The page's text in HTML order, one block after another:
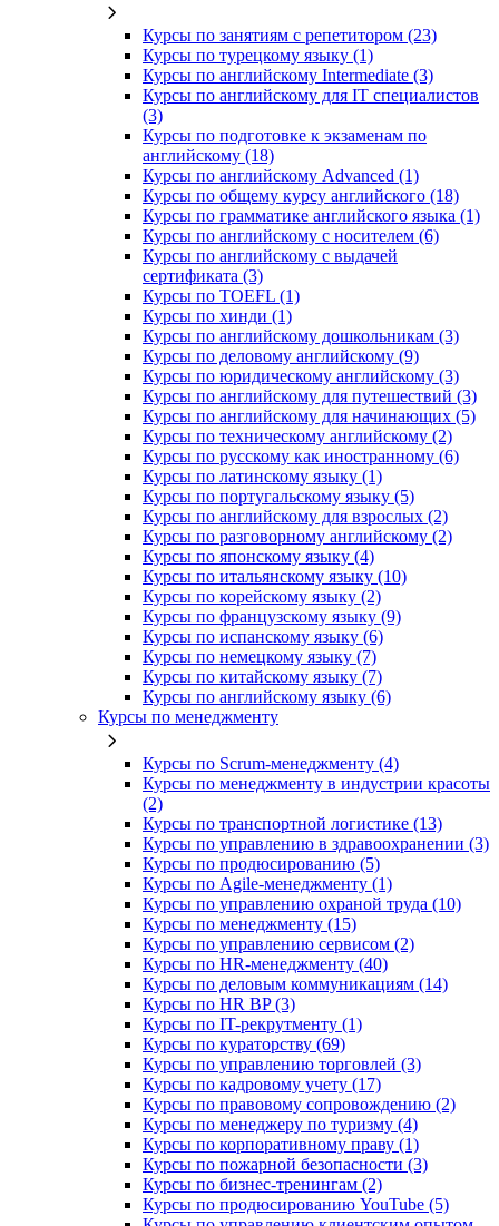
Курсы по занятиям с репетитором (23)
Курсы по турецкому языку (1)
Курсы по английскому Intermediate (3)
Курсы по английскому для IT специалистов
(3)
Курсы по подготовке к экзаменам по
английскому (18)
Курсы по английскому Advanced (1)
Курсы по общему курсу английского (18)
Курсы по грамматике английского языка (1)
Курсы по английскому с носителем (6)
Курсы по английскому с выдачей
сертификата (3)
Курсы по TOEFL (1)
Курсы по хинди (1)
Курсы по английскому дошкольникам (3)
Курсы по деловому английскому (9)
Курсы по юридическому английскому (3)
Курсы по английскому для путешествий (3)
Курсы по английскому для начинающих (5)
Курсы по техническому английскому (2)
Курсы по русскому как иностранному (6)
Курсы по латинскому языку (1)
Курсы по португальскому языку (5)
Курсы по английскому для взрослых (2)
Курсы по разговорному английскому (2)
Курсы по японскому языку (4)
Курсы по итальянскому языку (10)
Курсы по корейскому языку (2)
Курсы по французскому языку (9)
Курсы по испанскому языку (6)
Курсы по немецкому языку (7)
Курсы по китайскому языку (7)
Курсы по английскому языку (6)
Курсы по менеджменту
Курсы по Scrum-менеджменту (4)
Курсы по менеджменту в индустрии красоты
(2)
Курсы по транспортной логистике (13)
Курсы по управлению в здравоохранении (3)
Курсы по продюсированию (5)
Курсы по Agile-менеджменту (1)
Курсы по управлению охраной труда (10)
Курсы по менеджменту (15)
Курсы по управлению сервисом (2)
Курсы по HR-менеджменту (40)
Курсы по деловым коммуникациям (14)
Курсы по HR BP (3)
Курсы по IT-рекрутменту (1)
Курсы по кураторству (69)
Курсы по управлению торговлей (3)
Курсы по кадровому учету (17)
Курсы по правовому сопровождению (2)
Курсы по менеджеру по туризму (4)
Курсы по корпоративному праву (1)
Курсы по пожарной безопасности (3)
Курсы по бизнес-тренингам (2)
Курсы по продюсированию YouTube (5)